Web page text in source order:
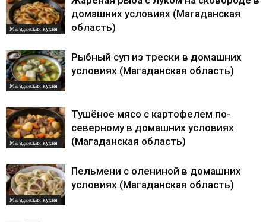
Магаданская кухня
домашних условиях (Магаданская
область)
Магаданская кухня
Рыбный суп из трески в домашних
условиях (Магаданская область)
Магаданская кухня
Тушёное мясо с картофелем по-
северному в домашних условиях
(Магаданская область)
Магаданская кухня
Пельмени с олениной в домашних
условиях (Магаданская область)